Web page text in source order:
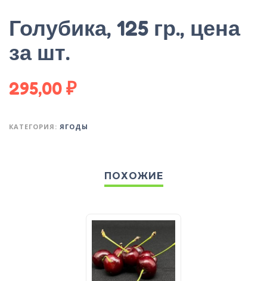
Голубика, 125 гр., цена
за шт.
295,00₽
КАТЕГОРИЯ: ЯГОДЫ
ПОХОЖИЕ